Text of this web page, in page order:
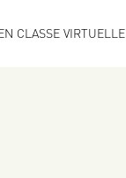
CLASSE VIRTUELLE